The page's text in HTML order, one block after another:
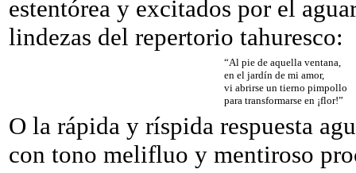
estentórea y excitados por el
lindezas del repertorio tahuresco:
“Al pie de aquella ventana,
en el jardín de mi amor,
vi abrirse un tierno pimpollo
para transformarse en ¡flor!”
O la rápida y ríspida respuesta
con tono melifluo y mentiroso